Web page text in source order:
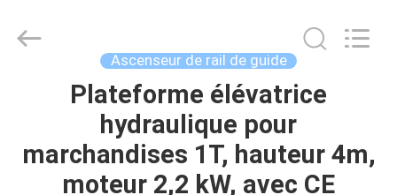
MAISON
MACHINERY
Ascenseur de rail de guide
Plateforme élévatrice
hydraulique pour
marchandises 1T, hauteur 4m,
moteur 2,2 kW, avec CE